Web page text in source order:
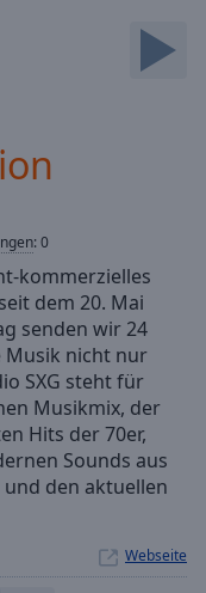
:0
kommerzielles
dem 20. Mai
senden wir 24
Musik nicht nur
SXG steht für
Musikmix, der
Hits der 70er,
Sounds aus
und den aktuellen
Webseite